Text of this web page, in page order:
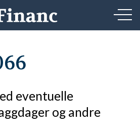
eventuelle
og andre